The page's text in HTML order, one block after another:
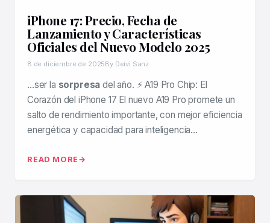
iPhone 17: Precio, Fecha de
Lanzamiento y Características
Oficiales del Nuevo Modelo 2025
8 de diciembre de 2025By Deivi Sanz
…ser la sorpresa del año. ⚡ A19 Pro Chip: El
Corazón del iPhone 17 El nuevo A19 Pro promete un
salto de rendimiento importante, con mejor eficiencia
energética y capacidad para inteligencia…
READ MORE